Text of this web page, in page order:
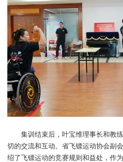
集训结束后，叶宝维理事长和教练
切的交流和互动。省飞镖运动协会副
绍了飞镖运动的竞赛规则和益处，作